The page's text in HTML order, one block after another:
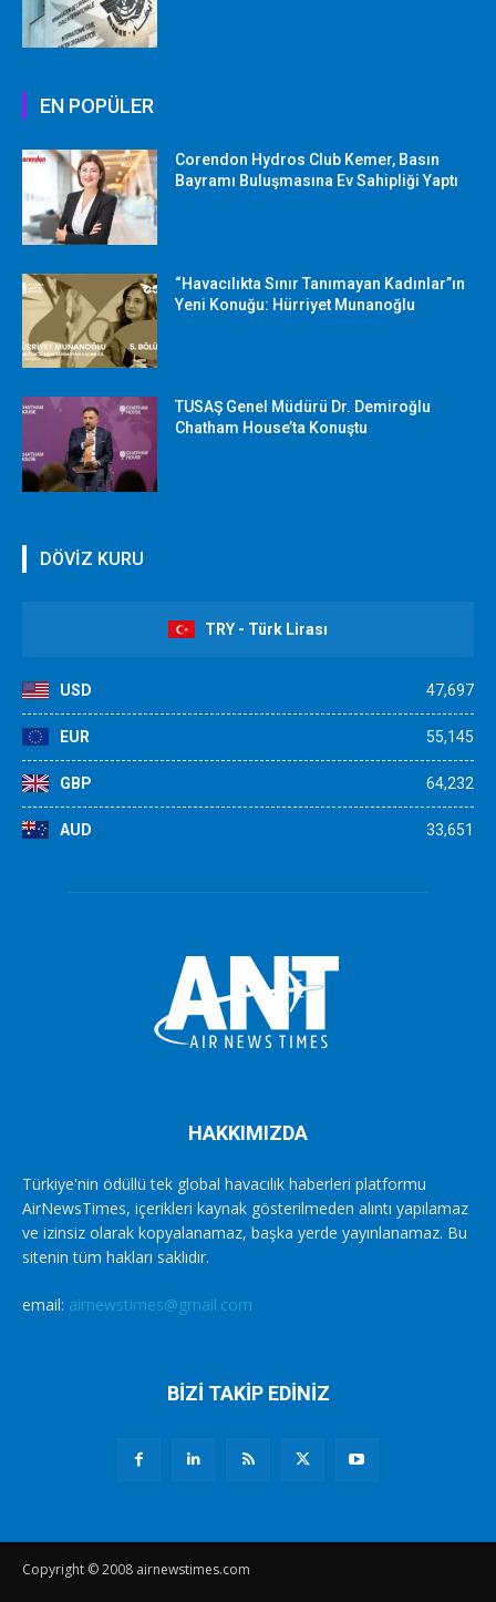
EN POPÜLER
Corendon Hydros Club Kemer, Basın
Bayramı Buluşmasına Ev Sahipliği Yaptı
“Havacılıkta Sınır Tanımayan Kadınlar”ın
Yeni Konuğu: Hürriyet Munanoğlu
TUSAŞ Genel Müdürü Dr. Demiroğlu
Chatham House’ta Konuştu
DÖVİZ KURU
TRY - Türk Lirası
USD 47,697
EUR 55,145
GBP 64,232
AUD 33,651
HAKKIMIZDA
Türkiye'nin ödüllü tek global havacılık haberleri platformu
AirNewsTimes, içerikleri kaynak gösterilmeden alıntı yapılamaz
ve izinsiz olarak kopyalanamaz, başka yerde yayınlanamaz. Bu
sitenin tüm hakları saklıdır.
email: airnewstimes@gmail.com
BİZİ TAKİP EDİNİZ
Copyright © 2008 airnewstimes.com